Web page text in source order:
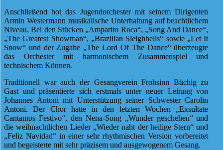
Anschließend bot das Jugendorchester mit seinem Dirigenten
Armin Westermann musikalische Unterhaltung auf beachtlichem
Niveau. Bei den Stücken „Amparito Roca“, „Song And Dance“,
„The Greatest Showman“, „Brazilian Sleighbells“ sowie „Let It
Snow“ und der Zugabe „The Lord Of The Dance“ überzeugte
das Orchester mit harmonischem Zusammenspiel und
technischem Können.
Traditionell war auch der Gesangverein Frohsinn Büchig zu
Gast und präsentierte sich erstmals unter neuer Leitung von
Johannes Antoni mit Unterstützung seiner Schwester Carolin
Antoni. Der Chor hatte in den letzten Wochen „Exsultate
Cantamos Festivo“, den Nena-Song „Wunder geschehen“ und
die weihnachtlichen Lieder „Wieder naht der heilige Stern“ und
„Feliz Navidad“ in einer sehr rhythmischen Version vorbereitet
und begeisterte mit sehr präzisem und ausgewogenem Gesang.